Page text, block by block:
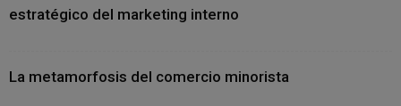
estratégico del marketing interno
La metamorfosis del comercio minorista